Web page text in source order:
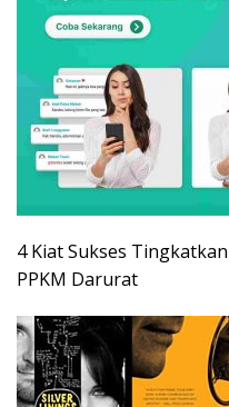
4 Kiat Sukses
PPKM Darurat